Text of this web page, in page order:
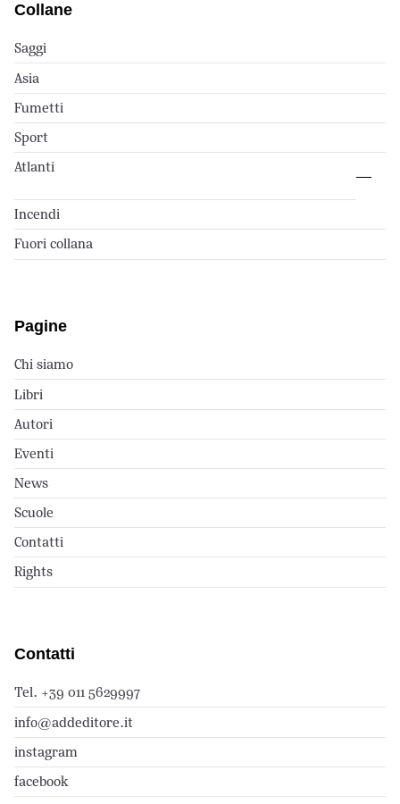
Collane
Saggi
Asia
Fumetti
Sport
Atlanti
Incendi
Fuori collana
Pagine
Chi siamo
Libri
Autori
Eventi
News
Scuole
Contatti
Rights
Contatti
Tel. +39 011 5629997
info@addeditore.it
instagram
facebook